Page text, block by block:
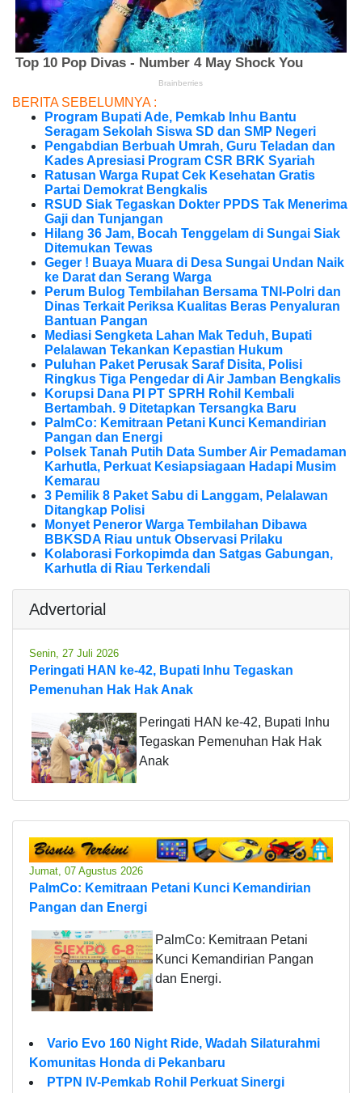
BERITA SEBELUMNYA :
Program Bupati Ade, Pemkab Inhu Bantu
Seragam Sekolah Siswa SD dan SMP Negeri
Pengabdian Berbuah Umrah, Guru Teladan dan
Kades Apresiasi Program CSR BRK Syariah
Ratusan Warga Rupat Cek Kesehatan Gratis
Partai Demokrat Bengkalis
RSUD Siak Tegaskan Dokter PPDS Tak Menerima
Gaji dan Tunjangan
Hilang 36 Jam, Bocah Tenggelam di Sungai Siak
Ditemukan Tewas
Geger ! Buaya Muara di Desa Sungai Undan Naik
ke Darat dan Serang Warga
Perum Bulog Tembilahan Bersama TNI-Polri dan
Dinas Terkait Periksa Kualitas Beras Penyaluran
Bantuan Pangan
Mediasi Sengketa Lahan Mak Teduh, Bupati
Pelalawan Tekankan Kepastian Hukum
Puluhan Paket Perusak Saraf Disita, Polisi
Ringkus Tiga Pengedar di Air Jamban Bengkalis
Korupsi Dana PI PT SPRH Rohil Kembali
Bertambah. 9 Ditetapkan Tersangka Baru
PalmCo: Kemitraan Petani Kunci Kemandirian
Pangan dan Energi
Polsek Tanah Putih Data Sumber Air Pemadaman
Karhutla, Perkuat Kesiapsiagaan Hadapi Musim
Kemarau
3 Pemilik 8 Paket Sabu di Langgam, Pelalawan
Ditangkap Polisi
Monyet Peneror Warga Tembilahan Dibawa
BBKSDA Riau untuk Observasi Prilaku
Kolaborasi Forkopimda dan Satgas Gabungan,
Karhutla di Riau Terkendali
Advertorial
Senin, 27 Juli 2026
Peringati HAN ke-42, Bupati Inhu Tegaskan
Pemenuhan Hak Hak Anak
Peringati HAN ke-42, Bupati Inhu
Tegaskan Pemenuhan Hak Hak
Anak
Jumat, 07 Agustus 2026
PalmCo: Kemitraan Petani Kunci Kemandirian
Pangan dan Energi
PalmCo: Kemitraan Petani
Kunci Kemandirian Pangan
dan Energi.
Vario Evo 160 Night Ride, Wadah Silaturahmi
Komunitas Honda di Pekanbaru
PTPN IV-Pemkab Rohil Perkuat Sinergi